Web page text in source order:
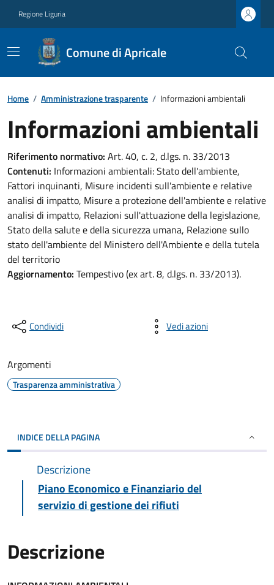
Regione Liguria
Comune di Apricale
Home / Amministrazione trasparente / Informazioni ambientali
Informazioni ambientali
Riferimento normativo: Art. 40, c. 2, d.lgs. n. 33/2013
Contenuti: Informazioni ambientali: Stato dell'ambiente,
Fattori inquinanti, Misure incidenti sull'ambiente e relative
analisi di impatto, Misure a protezione dell'ambiente e relative
analisi di impatto, Relazioni sull'attuazione della legislazione,
Stato della salute e della sicurezza umana, Relazione sullo
stato dell'ambiente del Ministero dell'Ambiente e della tutela
del territorio
Aggiornamento: Tempestivo (ex art. 8, d.lgs. n. 33/2013).
Condividi Vedi azioni
Argomenti
Trasparenza amministrativa
INDICE DELLA PAGINA
Descrizione
Piano Economico e Finanziario del
servizio di gestione dei rifiuti
Descrizione